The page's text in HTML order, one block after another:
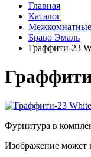
Главная
Каталог
Браво Эмаль
Граффити-23
Фурнитура в
Изображение может